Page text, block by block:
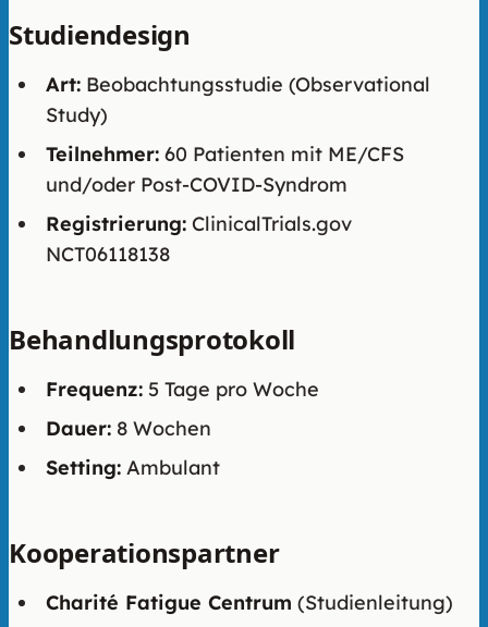
Studiendesign
Art: Beobachtungsstudie (Observational
Study)
Teilnehmer: 60 Patienten mit ME/CFS
und/oder Post-COVID-Syndrom
Registrierung: ClinicalTrials.gov
NCT06118138
Behandlungsprotokoll
Frequenz: 5 Tage pro Woche
Dauer: 8 Wochen
Setting: Ambulant
Kooperationspartner
Charité Fatigue Centrum (Studienleitung)